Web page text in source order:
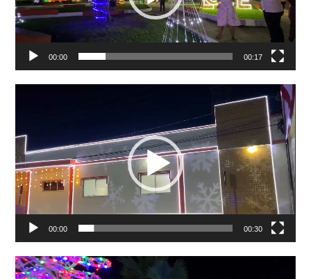
00:00 00:17
vídeo
00:00 00:30
Tocador